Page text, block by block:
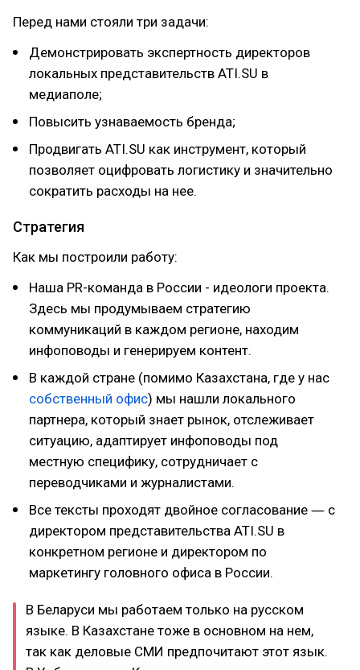
Перед нами стояли три задачи:
Демонстрировать экспертность директоров
локальных представительств ATI.SU в
медиаполе;
Повысить узнаваемость бренда;
Продвигать ATI.SU как инструмент, который
позволяет оцифровать логистику и значительно
сократить расходы на нее.
Стратегия
Как мы построили работу:
Наша PR-команда в России - идеологи проекта.
Здесь мы продумываем стратегию
коммуникаций в каждом регионе, находим
инфоповоды и генерируем контент.
В каждой стране (помимо Казахстана, где у нас
собственный офис) мы нашли локального
партнера, который знает рынок, отслеживает
ситуацию, адаптирует инфоповоды под
местную специфику, сотрудничает с
переводчиками и журналистами.
Все тексты проходят двойное согласование ― с
директором представительства ATI.SU в
конкретном регионе и директором по
маркетингу головного офиса в России.
В Беларуси мы работаем только на русском
языке. В Казахстане тоже в основном на нем,
так как деловые СМИ предпочитают этот язык.